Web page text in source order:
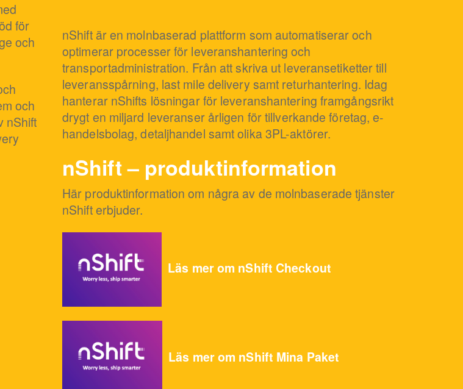
för
och
och
nShift
nShift är en molnbaserad plattform som automatiserar och
optimerar processer för leveranshantering och
transportadministration. Från att skriva ut leveransetiketter till
leveransspårning, last mile delivery samt returhantering. Idag
hanterar nShifts lösningar för leveranshantering framgångsrikt
drygt en miljard leveranser årligen för tillverkande företag, e-
handelsbolag, detaljhandel samt olika 3PL-aktörer.
nShift – produktinformation
Här produktinformation om några av de molnbaserade tjänster
nShift erbjuder.
Läs mer om nShift Checkout
Läs mer om nShift Mina Paket